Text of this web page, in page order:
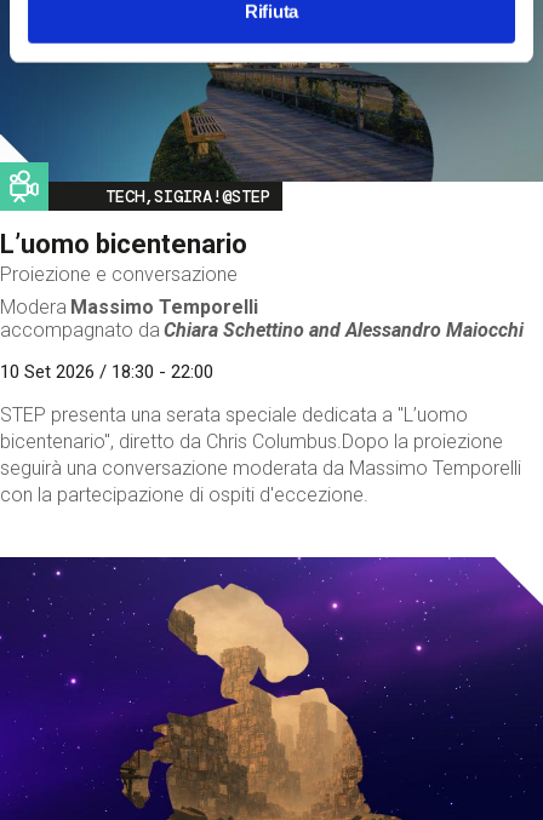
Rifiuta
Image
TECH,SIGIRA!@STEP
L’uomo bicentenario
Proiezione e conversazione
Modera Massimo Temporelli
accompagnato da Chiara Schettino andAlessandro Maiocchi
10 Set 2026 / 18:30 - 22:00
STEP presenta una serata speciale dedicata a "L’uomo
bicentenario", diretto da Chris Columbus.Dopo la proiezione
seguirà una conversazione moderata da Massimo Temporelli
con la partecipazione di ospiti d'eccezione.